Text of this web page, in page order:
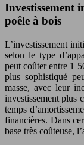
Investissement
poêle à bois
L’investissement
selon le type
peut coûter entre 1
plus sophistiqué
masse, avec leur
investissement plus
temps
financières. Dans
base très coûteuse,